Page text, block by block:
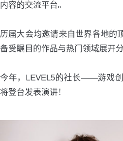
内容的交流平台。
历届大会均邀请来自世界各地的
备受瞩目的作品与热门领域展开分
今年，LEVEL5的社长——游戏
将登台发表演讲！